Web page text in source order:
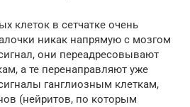
клеток в сетчатке очень
никак напрямую с мозгом
они переадресовывают
а те перенаправляют уже
ганглиозным клеткам,
(нейритов, по которым